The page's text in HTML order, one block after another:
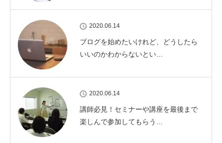
2020.06.14
ブログを始めたいけれど、どうしたら
いいのかわからないとい…
2020.06.14
講師必見！セミナーや講座を最後まで
楽しんで参加してもらう…